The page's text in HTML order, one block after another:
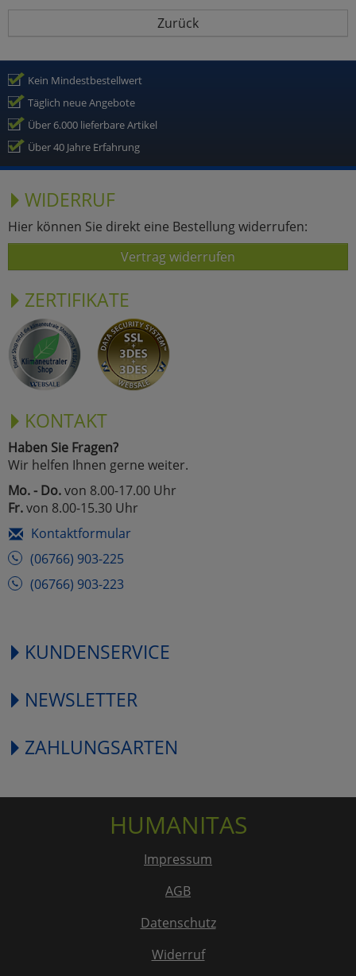
Zurück
Kein Mindestbestellwert
Täglich neue Angebote
Über 6.000 lieferbare Artikel
Über 40 Jahre Erfahrung
WIDERRUF
Hier können Sie direkt eine Bestellung widerrufen:
Vertrag widerrufen
ZERTIFIKATE
KONTAKT
Haben Sie Fragen?
Wir helfen Ihnen gerne weiter.
Mo. - Do.von 8.00-17.00 Uhr
Fr.von 8.00-15.30 Uhr
Kontaktformular
(06766) 903-225
(06766) 903-223
KUNDENSERVICE
NEWSLETTER
ZAHLUNGSARTEN
HUMANITAS
Impressum
AGB
Datenschutz
Widerruf